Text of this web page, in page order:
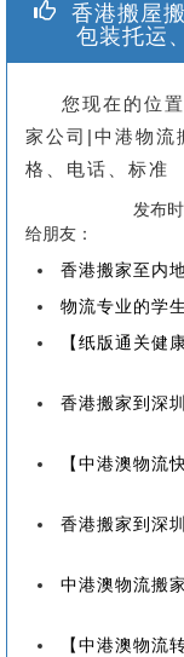
香港搬屋
包装托运
您现在的位置
家公司|中港物流
格、电话、标准
发布
给朋友：
香港搬家至内
物流专业的学
【纸版通关健康码
香港搬家到深圳、中
【中港澳物流快
香港搬家到深圳和深圳到
中港澳物流搬家“七月份
【中港澳物流转】